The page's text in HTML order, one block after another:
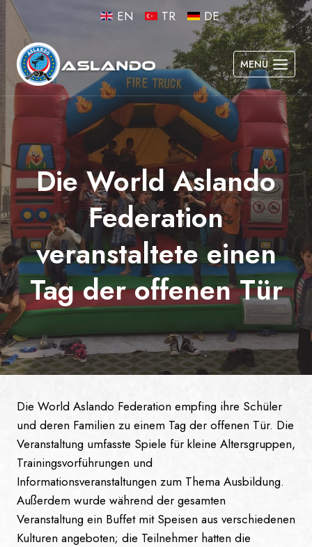
Skip
content
EN TR DE
MENÜ
Die World Aslando
Federation
veranstaltete einen
Tag der offenen Tür
Die World Aslando Federation empfing ihre Schüler
und deren Familien zu einem Tag der offenen Tür. Die
Veranstaltung umfasste Spiele für kleine Altersgruppen,
Trainingsvorführungen und
Informationsveranstaltungen zum Thema Ausbildung.
Außerdem wurde während der gesamten
Veranstaltung ein Buffet mit Speisen aus verschiedenen
Kulturen angeboten; die Teilnehmer hatten die